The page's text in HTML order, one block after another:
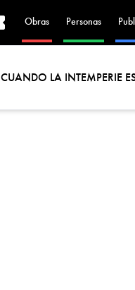
Obras Personas
CUANDO LA INTEMPERIE